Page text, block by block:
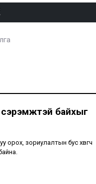
байхыг
орох, зориулалтын бус хөвөгч